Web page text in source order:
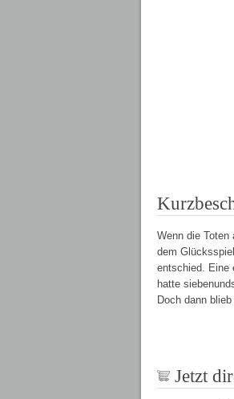
Wenn die Toten
dem
entschied. Eine
hatte
Doch dann blieb
Jetzt